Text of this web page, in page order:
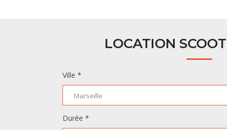
LOCATION
Ville *
Durée *